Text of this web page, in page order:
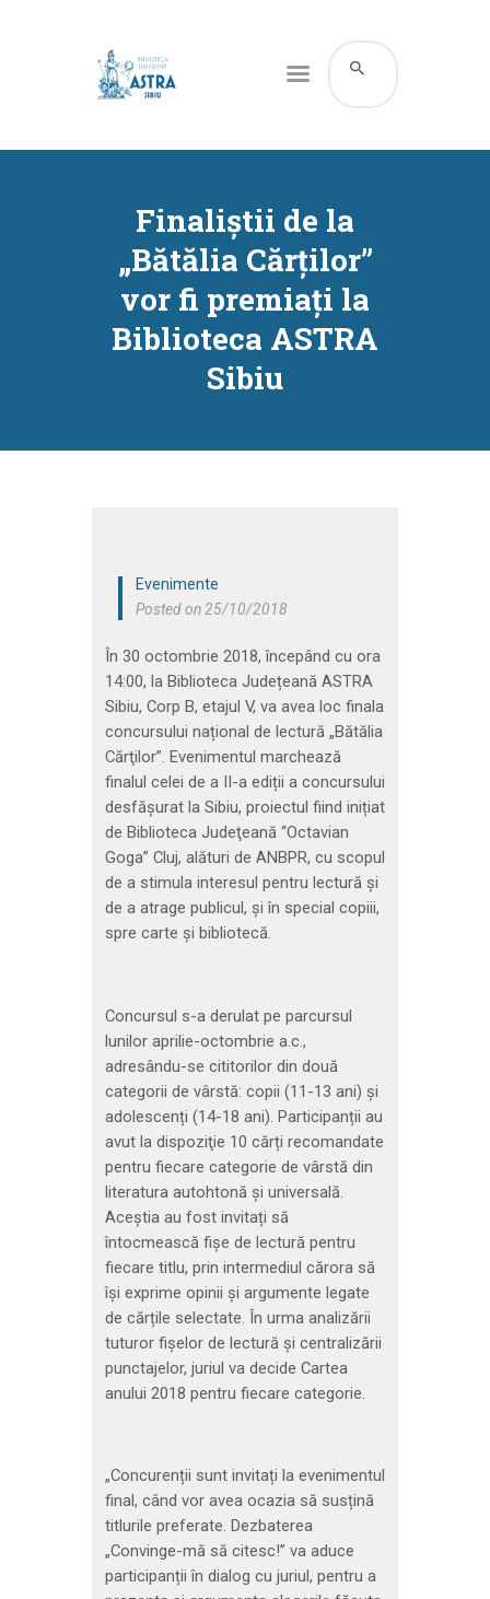
Finaliștii de la
„Bătălia Cărților”
vor fi premiați la
Biblioteca ASTRA
Sibiu
CATALOG ONLINE
RESURSE
SERVICII
INFORMAȚII UTILE
BLOG
Evenimente
Posted on 25/10/2018
În 30 octombrie 2018, începând cu ora
14:00, la Biblioteca Județeană ASTRA
Sibiu, Corp B, etajul V, va avea loc finala
concursului național de lectură „Bătălia
Cărţilor”. Evenimentul marchează
finalul celei de a II-a ediții a concursului
desfășurat la Sibiu, proiectul fiind inițiat
de Biblioteca Judeţeană “Octavian
Goga” Cluj, alături de ANBPR, cu scopul
de a stimula interesul pentru lectură și
de a atrage publicul, și în special copiii,
spre carte și bibliotecă.
Concursul s-a derulat pe parcursul
lunilor aprilie-octombrie a.c.,
adresându-se cititorilor din două
categorii de vârstă: copii (11-13 ani) și
adolescenți (14-18 ani). Participanții au
avut la dispoziţie 10 cărți recomandate
pentru fiecare categorie de vârstă din
literatura autohtonă şi universală.
Aceștia au fost invitați să
întocmească fişe de lectură pentru
fiecare titlu, prin intermediul cărora să
își exprime opinii și argumente legate
de cărțile selectate. În urma analizării
tuturor fișelor de lectură și centralizării
punctajelor, juriul va decide Cartea
anului 2018 pentru fiecare categorie.
„Concurenții sunt invitați la evenimentul
final, când vor avea ocazia să susțină
titlurile preferate. Dezbaterea
„Convinge-mă să citesc!” va aduce
participanții în dialog cu juriul, pentru a